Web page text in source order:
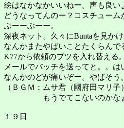
絵はなかなかいいねー。声も良い
どうなってんのー？コスチューム
ぶーーぶーー。
深夜ネット。久々にBuntaを見か
なんかまたやばいことたくらん
K77から依頼のブツを入れ替える
メールでバッチを送ってと。。は
なんかのどが痛いぞー。やばそう
（ＢＧＭ：ムサ君（國府田マリ
もうでてこないのかなぁ
１９日